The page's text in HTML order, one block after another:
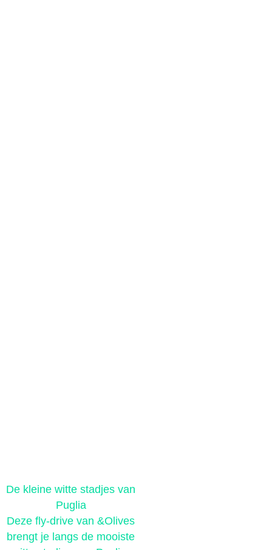
De kleine witte stadjes van
Puglia
Deze fly-drive van &Olives
brengt je langs de mooiste